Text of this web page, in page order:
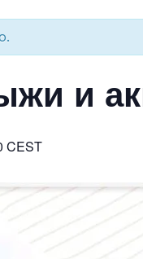
и
CEST